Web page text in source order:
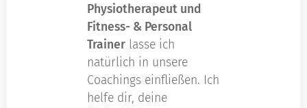
Physiotherapeut und
Fitness- & Personal
Trainer lasse ich
natürlich in unsere
Coachings einfließen. Ich
helfe dir, deine